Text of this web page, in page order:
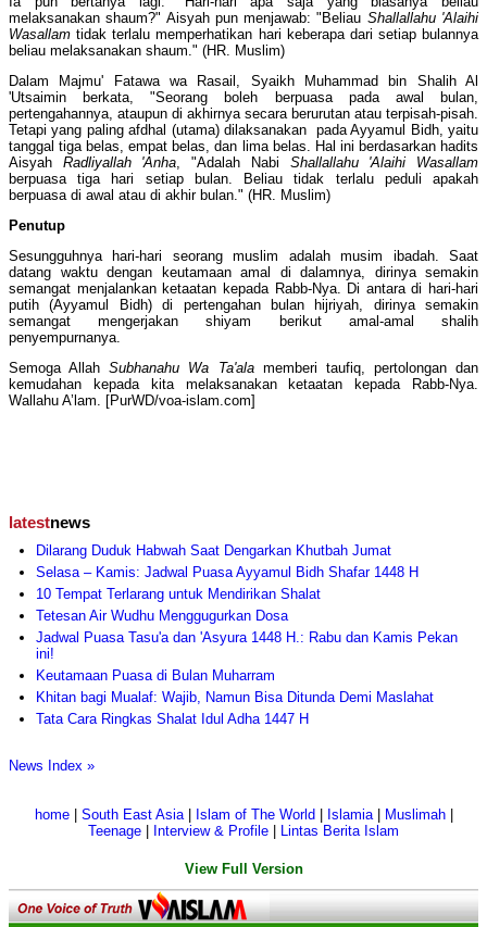
melaksanakan shaum?" Aisyah pun menjawab: "Beliau Shallallahu 'Alaihi
Wasallam tidak terlalu memperhatikan hari keberapa dari setiap bulannya
beliau melaksanakan shaum." (HR. Muslim)
Dalam Majmu' Fatawa wa Rasail, Syaikh Muhammad bin Shalih Al
'Utsaimin berkata, "Seorang boleh berpuasa pada awal bulan,
pertengahannya, ataupun di akhirnya secara berurutan atau terpisah-pisah.
Tetapi yang paling afdhal (utama) dilaksanakan pada Ayyamul Bidh, yaitu
tanggal tiga belas, empat belas, dan lima belas. Hal ini berdasarkan hadits
Aisyah Radliyallah 'Anha, "Adalah Nabi Shallallahu 'Alaihi Wasallam
berpuasa tiga hari setiap bulan. Beliau tidak terlalu peduli apakah
berpuasa di awal atau di akhir bulan." (HR. Muslim)
Penutup
Sesungguhnya hari-hari seorang muslim adalah musim ibadah. Saat
datang waktu dengan keutamaan amal di dalamnya, dirinya semakin
semangat menjalankan ketaatan kepada Rabb-Nya. Di antara di hari-hari
putih (Ayyamul Bidh) di pertengahan bulan hijriyah, dirinya semakin
semangat mengerjakan shiyam berikut amal-amal shalih
penyempurnanya.
Semoga AllahSubhanahu Wa Ta'ala memberi taufiq, pertolongan dan
kemudahan kepada kita melaksanakan ketaatan kepada Rabb-Nya.
Wallahu A’lam. [PurWD/voa-islam.com]
latestnews
Dilarang Duduk Habwah Saat Dengarkan Khutbah Jumat
Selasa – Kamis: Jadwal Puasa Ayyamul Bidh Shafar 1448 H
10 Tempat Terlarang untuk Mendirikan Shalat
Tetesan Air Wudhu Menggugurkan Dosa
Jadwal Puasa Tasu'a dan 'Asyura 1448 H.: Rabu dan Kamis Pekan
ini!
Keutamaan Puasa di Bulan Muharram
Khitan bagi Mualaf: Wajib, Namun Bisa Ditunda Demi Maslahat
Tata Cara Ringkas Shalat Idul Adha 1447 H
News Index »
home| South East Asia| Islam of The World Islamia| Muslimah|
Teenage
Interview & Profile Lintas Berita Islam
View Full Version